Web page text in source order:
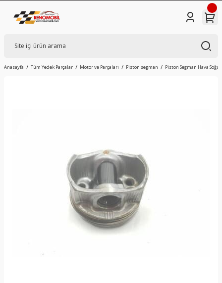
Anasayfa Tüm Yedek Parçalar Motor ve Parçaları Piston segman Piston Segman Hava